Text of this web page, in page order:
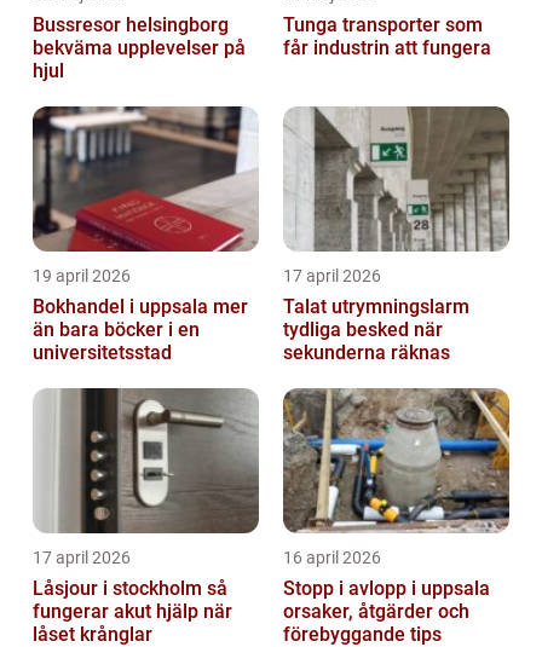
Bussresor helsingborg
bekväma upplevelser på
hjul
Tunga transporter som
får industrin att fungera
19 april 2026
Bokhandel i uppsala mer
än bara böcker i en
universitetsstad
17 april 2026
Talat utrymningslarm
tydliga besked när
sekunderna räknas
17 april 2026
Låsjour i stockholm så
fungerar akut hjälp när
låset krånglar
16 april 2026
Stopp i avlopp i uppsala
orsaker, åtgärder och
förebyggande tips